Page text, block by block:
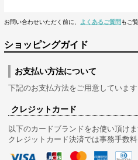
お問い合わせいただく前に、 よくあるご質問 もご
ショッピングガイド
お支払い方法について
下記のお支払方法をご用意しています
クレジットカード
以下のカードブランドをお使い頂けま
クレジットカード決済では事務手数料